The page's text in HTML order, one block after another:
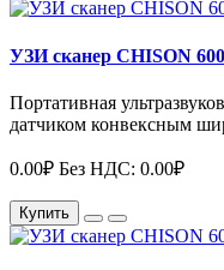
УЗИ сканер CHISON
Портативная
датчиком конвексным
0.00₽ Без НДС: 0.00₽
Купить